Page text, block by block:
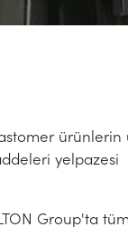
ürünlerin
yelpazesi
Group'ta tüm